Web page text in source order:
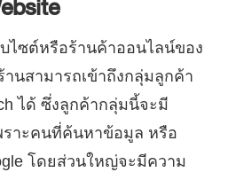
ไซต์หรือร้านค้าออนไลน์ของ
านสามารถเข้าถึงกลุ่มลูกค้า
ได้ ซึ่งลูกค้ากลุ่มนี้จะมี
าะคนที่ค้นหาข้อมูล หรือ
โดยส่วนใหญ่จะมีความ